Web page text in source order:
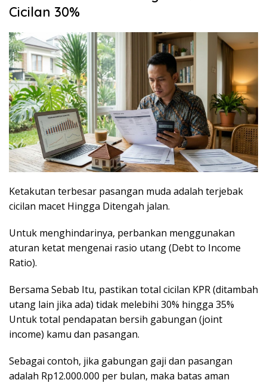
Cicilan 30%
Ketakutan terbesar pasangan muda adalah terjebak
cicilan macet Hingga Ditengah jalan.
Untuk menghindarinya, perbankan menggunakan
aturan ketat mengenai rasio utang (Debt to Income
Ratio).
Bersama Sebab Itu, pastikan total cicilan KPR (ditambah
utang lain jika ada) tidak melebihi 30% hingga 35%
Untuk total pendapatan bersih gabungan (joint
income) kamu dan pasangan.
Sebagai contoh, jika gabungan gaji dan pasangan
adalah Rp12.000.000 per bulan, maka batas aman